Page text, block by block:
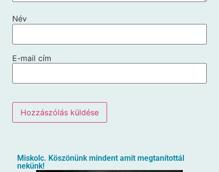
Név
E-mail cím
Miskolc. Köszönünk mindent amit megtanítottál
nekünk!